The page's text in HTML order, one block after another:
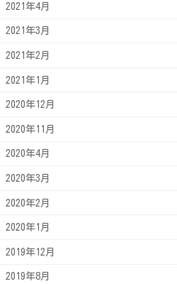
2021年4月
2021年3月
2021年2月
2021年1月
2020年12月
2020年11月
2020年4月
2020年3月
2020年2月
2020年1月
2019年12月
2019年8月